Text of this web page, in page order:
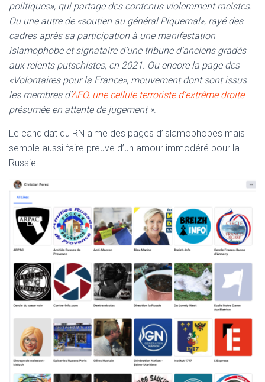
politiques», qui partage des contenus violemment racistes.
Ou une autre de «soutien au général Piquemal», rayé des
cadres après sa participation à une manifestation
islamophobe et signataire d’une tribune d’anciens gradés
aux relents putschistes, en 2021. Ou encore la page des
«Volontaires pour la France», mouvement dont sont issus
les membres d’AFO, une cellule terroriste d’extrême droite
présumée en attente de jugement ».
Le candidat du RN aime des pages d’islamophobes mais
semble aussi faire preuve d’un amour immodéré pour la
Russie